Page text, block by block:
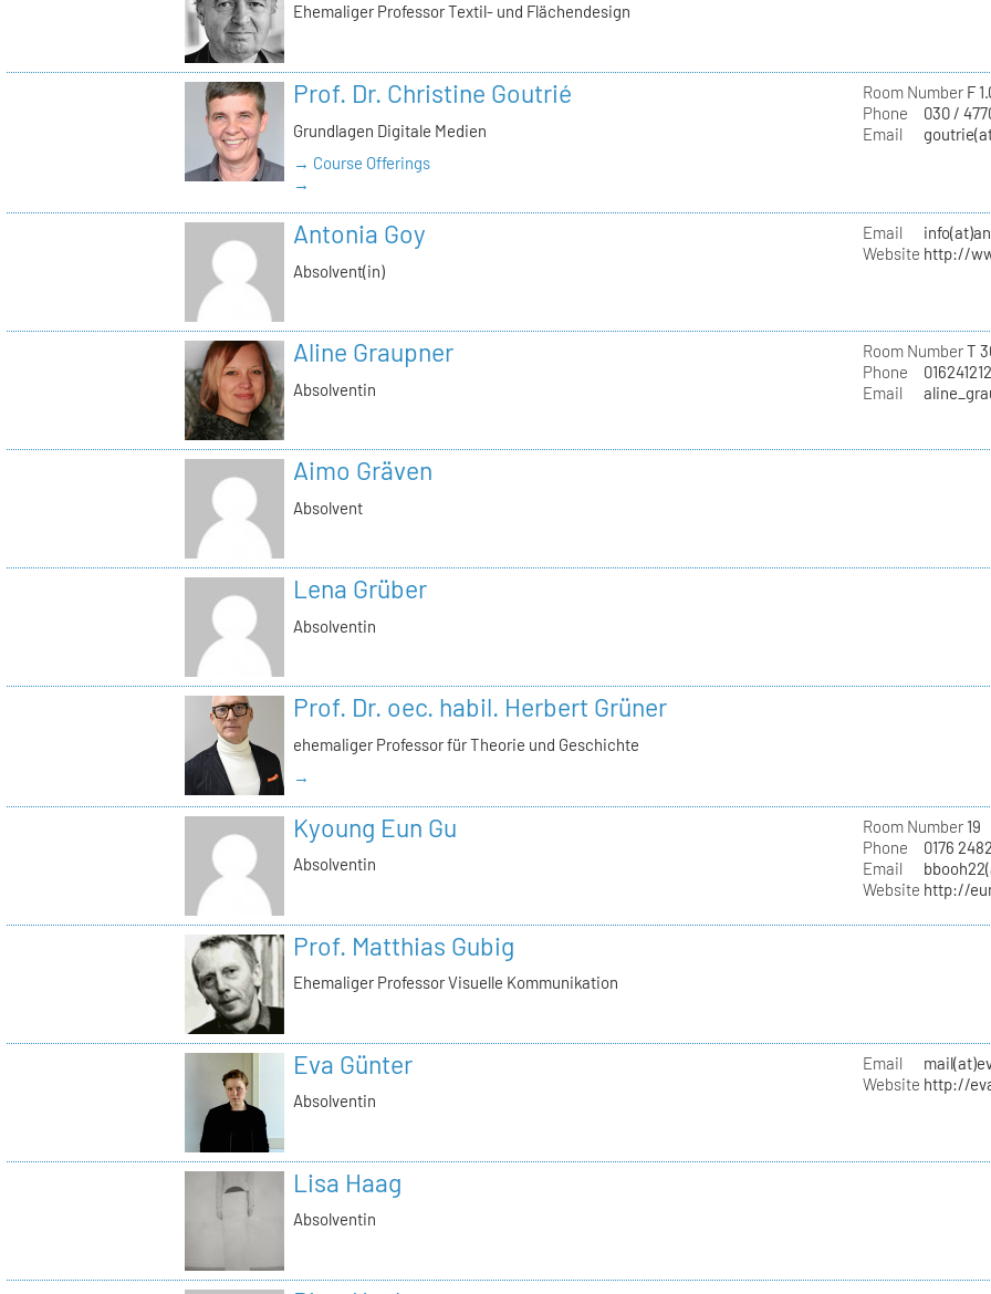
Ehemaliger Professor Textil- und Flächendesign
Prof. Dr. Christine Goutrié
Grundlagen Digitale Medien
→ Course Offerings
→
Room NumberF
Phone
030 /
Email
Antonia Goy
Absolvent(in)
Email
Website http://
Aline Graupner
Absolventin
Room NumberT
Phone
Email
Aimo Gräven
Absolvent
Lena Grüber
Absolventin
Prof. Dr. oec. habil. Herbert Grüner
ehemaliger Professor für Theorie und Geschichte
→
Kyoung Eun Gu
Absolventin
Room Number19
Phone
0176
Email
Website http://
Prof. Matthias Gubig
Ehemaliger Professor Visuelle Kommunikation
Eva Günter
Absolventin
Email
Website http://
Lisa Haag
Absolventin